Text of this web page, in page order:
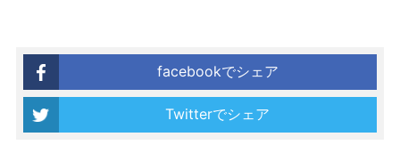
facebookでシェア
Twitterでシェア